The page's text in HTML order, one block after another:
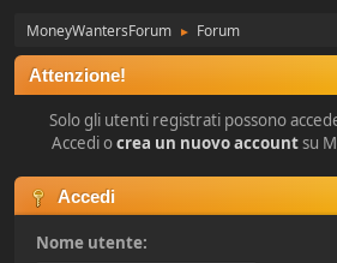
MoneyWantersForum ► Forum
Attenzione!
Solo gli utenti registrati possono
Accedi ocrea un nuovo accountsu
Accedi
Nome utente: